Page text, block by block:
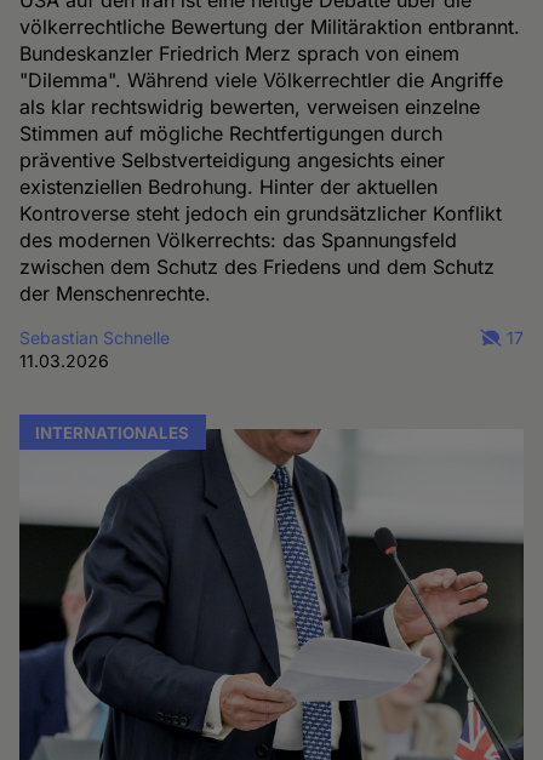
völkerrechtliche Bewertung der Militäraktion entbrannt.
Bundeskanzler Friedrich Merz sprach von einem
"Dilemma". Während viele Völkerrechtler die Angriffe
als klar rechtswidrig bewerten, verweisen einzelne
Stimmen auf mögliche Rechtfertigungen durch
präventive Selbstverteidigung angesichts einer
existenziellen Bedrohung. Hinter der aktuellen
Kontroverse steht jedoch ein grundsätzlicher Konflikt
des modernen Völkerrechts: das Spannungsfeld
zwischen dem Schutz des Friedens und dem Schutz
der Menschenrechte.
Sebastian Schnelle
11.03.2026
17
INTERNATIONALES